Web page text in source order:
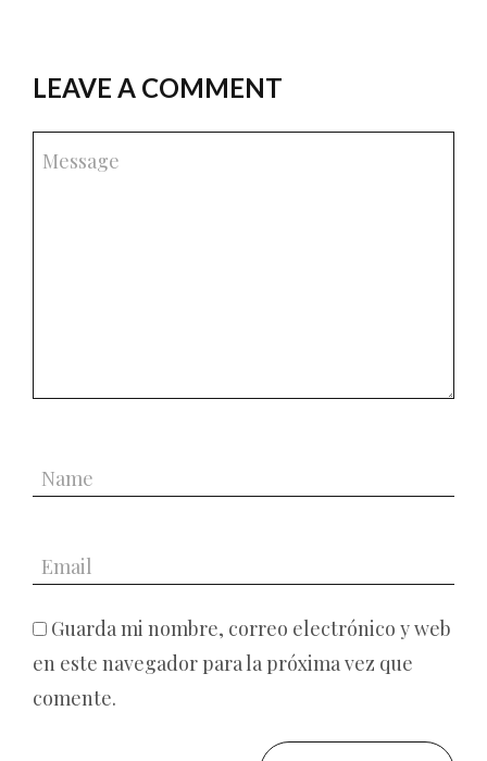
LEAVE A COMMENT
Guarda mi nombre, correo electrónico y web
en este navegador para la próxima vez que
comente.